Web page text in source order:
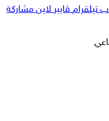
تيلقرام ڤايبر لاين مشاركة